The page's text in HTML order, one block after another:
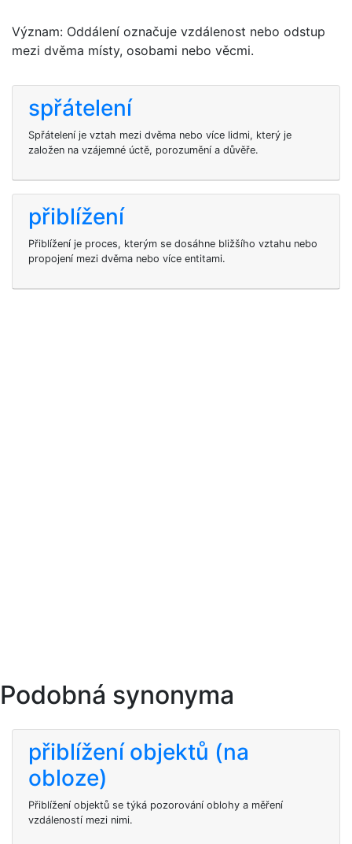
Význam: Oddálení označuje vzdálenost nebo odstup
mezi dvěma místy, osobami nebo věcmi.
spřátelení
Spřátelení je vztah mezi dvěma nebo více lidmi, který je
založen na vzájemné úctě, porozumění a důvěře.
přiblížení
Přiblížení je proces, kterým se dosáhne bližšího vztahu nebo
propojení mezi dvěma nebo více entitami.
Podobná synonyma
přiblížení objektů (na
obloze)
Přiblížení objektů se týká pozorování oblohy a měření
vzdáleností mezi nimi.